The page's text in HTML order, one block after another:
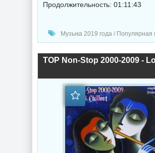
Продолжительность: 01:11:43
Музыка 2019 года / Популярная музыка / Диско музыка /